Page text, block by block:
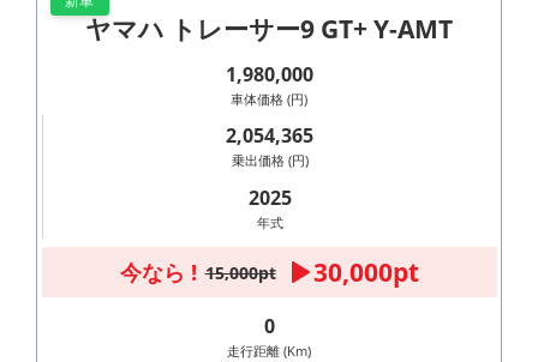
ヤマハ トレーサー9 GT+ Y-AMT
1,980,000
車体価格 (円)
2,054,365
乗出価格 (円)
2025
年式
今なら ! 15,000pt 30,000pt
0
走行距離 (Km)